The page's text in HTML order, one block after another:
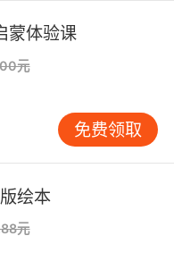
them when the
用过
of it to be backed
份
in a hidden
蒙体验课
元
免费领取
绘本
元